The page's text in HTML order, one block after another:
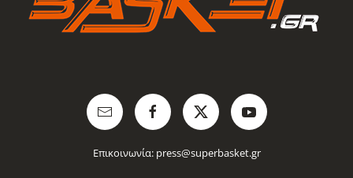
Επικοινωνία: press@superbasket.gr